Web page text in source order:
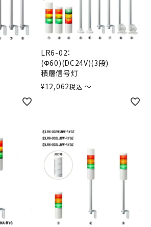
LR6-02：
(Φ60)(DC24V)(3段)
積層信号灯
¥12,062税込 〜